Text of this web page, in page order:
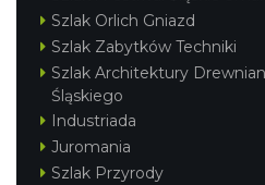
Szlak Orlich Gniazd
Szlak Zabytków Techniki
Szlak Architektury
Śląskiego
Industriada
Juromania
Szlak Przyrody